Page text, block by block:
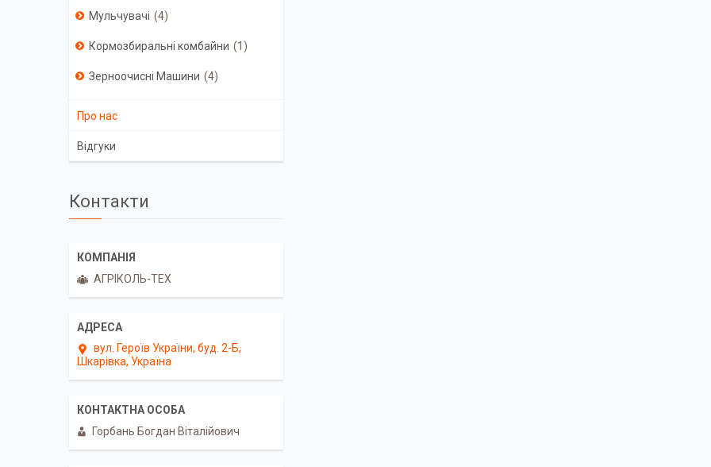
Мульчувачі 4
Кормозбиральні комбайни 1
Зерноочисні Машини 4
Про нас
Відгуки
Контакти
АГРІКОЛЬ-ТЕХ
вул. Героїв України, буд. 2-Б,
Шкарівка, Україна
Горбань Богдан Віталійович